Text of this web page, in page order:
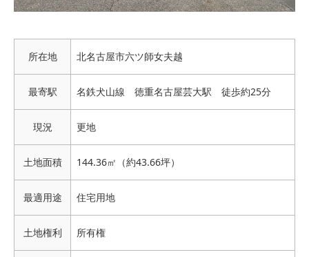
所在地 北名古屋市六ツ師女夫越
最寄駅 名鉄犬山線 徳重名古屋芸大駅 徒歩約25分
現況 更地
土地面積 144.36㎡（約43.66坪）
最適用途 住宅用地
土地権利 所有権